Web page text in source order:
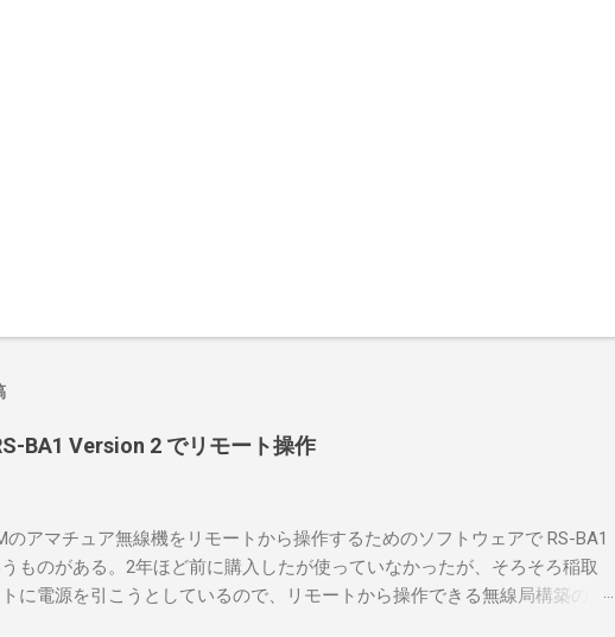
BA1 Version 2 でリモート操作
のアマチュア無線機をリモートから操作するためのソフトウェアで RS-BA1
ものがある。2年ほど前に購入したが使っていなかったが、そろそろ稲取
に電源を引こうとしているので、リモートから操作できる無線局構築のた